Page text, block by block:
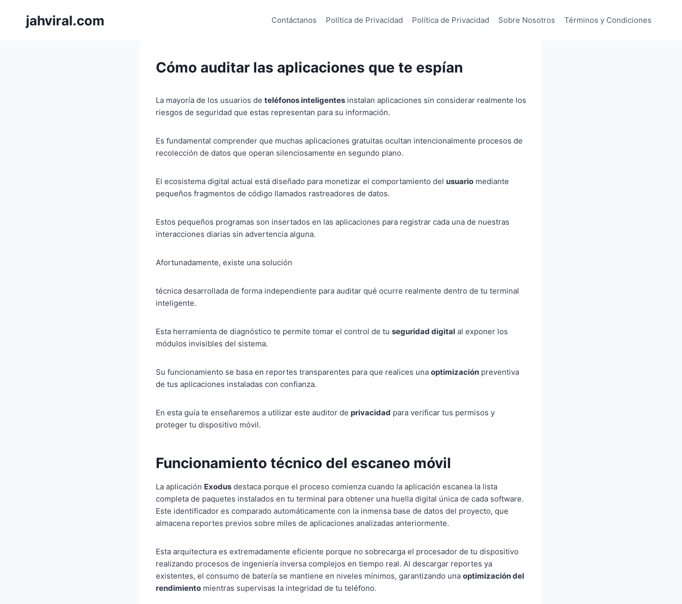
jahviral.com Contáctanos Política de Privacidad Política de Privacidad Sobre Nosotros Términos y Condiciones
Cómo auditar las aplicaciones que te espían
La mayoría de los usuarios de teléfonos inteligentes instalan aplicaciones sin considerar realmente los
riesgos de seguridad que estas representan para su información.
Es fundamental comprender que muchas aplicaciones gratuitas ocultan intencionalmente procesos de
recolección de datos que operan silenciosamente en segundo plano.
El ecosistema digital actual está diseñado para monetizar el comportamiento del usuario mediante
pequeños fragmentos de código llamados rastreadores de datos.
Estos pequeños programas son insertados en las aplicaciones para registrar cada una de nuestras
interacciones diarias sin advertencia alguna.
Afortunadamente, existe una solución
técnica desarrollada de forma independiente para auditar qué ocurre realmente dentro de tu terminal
inteligente.
Esta herramienta de diagnóstico te permite tomar el control de tu seguridad digital al exponer los
módulos invisibles del sistema.
Su funcionamiento se basa en reportes transparentes para que realices una optimización preventiva
de tus aplicaciones instaladas con confianza.
En esta guía te enseñaremos a utilizar este auditor de privacidad para verificar tus permisos y
proteger tu dispositivo móvil.
Funcionamiento técnico del escaneo móvil
La aplicación Exodus destaca porque el proceso comienza cuando la aplicación escanea la lista
completa de paquetes instalados en tu terminal para obtener una huella digital única de cada software.
Este identificador es comparado automáticamente con la inmensa base de datos del proyecto, que
almacena reportes previos sobre miles de aplicaciones analizadas anteriormente.
Esta arquitectura es extremadamente eficiente porque no sobrecarga el procesador de tu dispositivo
realizando procesos de ingeniería inversa complejos en tiempo real. Al descargar reportes ya
existentes, el consumo de batería se mantiene en niveles mínimos, garantizando una optimización del
rendimiento mientras supervisas la integridad de tu teléfono.